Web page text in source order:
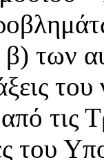
των
τις
του